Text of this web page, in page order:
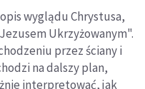
wyglądu Chrystusa,
Ukrzyżowanym".
przez ściany i
na dalszy plan,
interpretować, jak